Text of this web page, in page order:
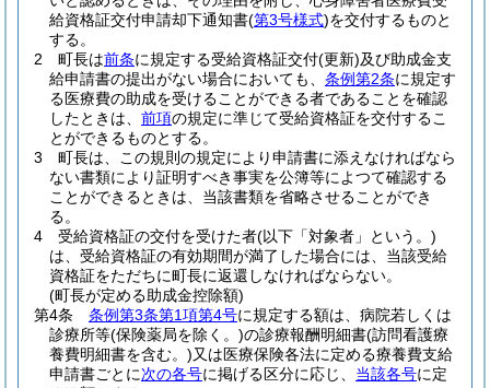
給資格証交付申請却下通知書(第3号様式)を交付するものと
する。
2
町長は前条に規定する受給資格証交付(更新)及び助成金支
給申請書の提出がない場合においても、 条例第2条に規定す
る医療費の助成を受けることができる者であることを確認
したときは、 前項の規定に準じて受給資格証を交付するこ
とができるものとする。
3
町長は、この規則の規定により申請書に添えなければなら
ない書類により証明すべき事実を公簿等によつて確認する
ことができるときは、当該書類を省略させることができ
る。
4
受給資格証の交付を受けた者(以下「対象者」という。)
は、受給資格証の有効期間が満了した場合には、当該受給
資格証をただちに町長に返還しなければならない。
(町長が定める助成金控除額)
第4条
条例第3条第1項第4号に規定する額は、病院若しくは
診療所等(保険薬局を除く。)の診療報酬明細書(訪問看護療
養費明細書を含む。)又は医療保険各法に定める療養費支給
申請書ごとに次の各号に掲げる区分に応じ、 当該各号に定